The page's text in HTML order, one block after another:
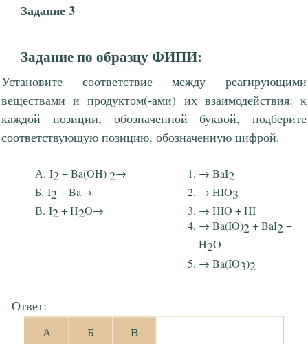
Задание 3
Задание по образцу ФИПИ:
Установите соответствие между реагирующими
веществами и продуктом(-ами) их взаимодействия: к
каждой позиции, обозначенной буквой, подберите
соответствующую позицию, обозначенную цифрой.
I2+ Ba(OH)2→
I2+ Ba→
I2+ H2O→
→ BaI2
→ HIO3
→ HIO + HI
→ Ba(IO)2+ BaI2+
H2O
→ Ba(IO3)2
Ответ:
А Б В